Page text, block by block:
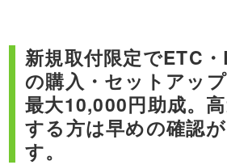
新規取付限定でETC
の購入・セットアッ
最大10,000円助成。
する方は早めの確認
す。